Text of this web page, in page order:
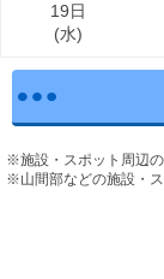
19日
(水)
※施設・スポット周辺の
※山間部などの施設・ス